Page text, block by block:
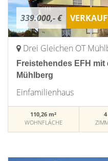
339.000,- €
Drei Gleichen OT
Freistehendes EFH
Mühlberg
Einfamilienhaus
110,26 m²
WOHNFLÄCHE
4